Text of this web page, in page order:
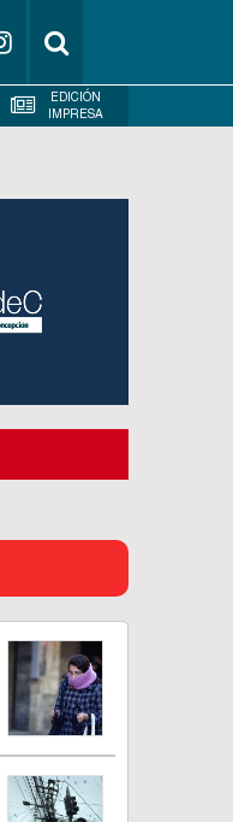
EDICIÓN
IMPRESA